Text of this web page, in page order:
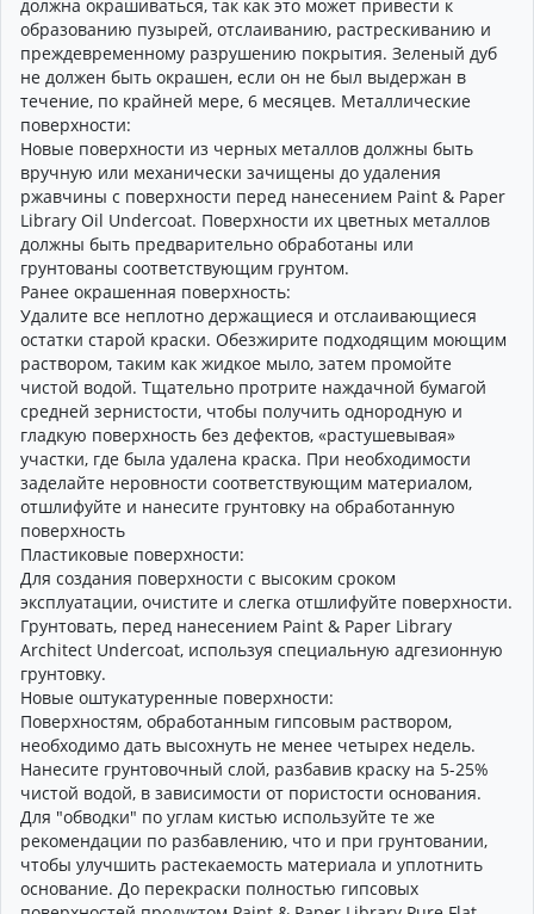
должна окрашиваться, так как это может привести к
образованию пузырей, отслаиванию, растрескиванию и
преждевременному разрушению покрытия. Зеленый дуб
не должен быть окрашен, если он не был выдержан в
течение, по крайней мере, 6 месяцев. Металлические
поверхности:
Новые поверхности из черных металлов должны быть
вручную или механически зачищены до удаления
ржавчины с поверхности перед нанесением Paint & Paper
Library Oil Undercoat. Поверхности их цветных металлов
должны быть предварительно обработаны или
грунтованы соответствующим грунтом.
Ранее окрашенная поверхность:
Удалите все неплотно держащиеся и отслаивающиеся
остатки старой краски. Обезжирите подходящим моющим
раствором, таким как жидкое мыло, затем промойте
чистой водой. Тщательно протрите наждачной бумагой
средней зернистости, чтобы получить однородную и
гладкую поверхность без дефектов, «растушевывая»
участки, где была удалена краска. При необходимости
заделайте неровности соответствующим материалом,
отшлифуйте и нанесите грунтовку на обработанную
поверхность
Пластиковые поверхности:
Для создания поверхности с высоким сроком
эксплуатации, очистите и слегка отшлифуйте поверхности.
Грунтовать, перед нанесением Paint & Paper Library
Architect Undercoat, используя специальную адгезионную
грунтовку.
Новые оштукатуренные поверхности:
Поверхностям, обработанным гипсовым раствором,
необходимо дать высохнуть не менее четырех недель.
Нанесите грунтовочный слой, разбавив краску на 5-25%
чистой водой, в зависимости от пористости основания.
Для "обводки" по углам кистью используйте те же
рекомендации по разбавлению, что и при грунтовании,
чтобы улучшить растекаемость материала и уплотнить
основание. До перекраски полностью гипсовых